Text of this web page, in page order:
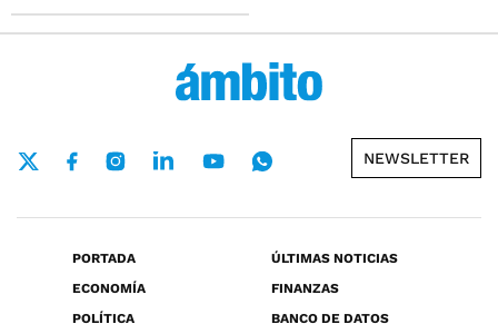
NEWSLETTER
PORTADA
ÚLTIMAS NOTICIAS
ECONOMÍA
FINANZAS
POLÍTICA
BANCO DE DATOS